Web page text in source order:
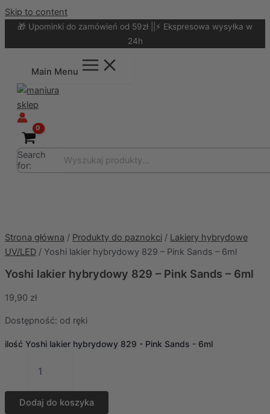
Skip to content
🎁 Upominki do zamówień od 59zł ||⚡ Ekspresowa wysyłka w
24h
Main Menu
Search
for:
Strona główna / Produkty do paznokci / Lakiery hybrydowe
UV/LED / Yoshi lakier hybrydowy 829 – Pink Sands – 6ml
Yoshi lakier hybrydowy 829 – Pink Sands – 6ml
19,90 zł
Dostępność: od ręki
ilość Yoshi lakier hybrydowy 829 - Pink Sands - 6ml
Dodaj do koszyka